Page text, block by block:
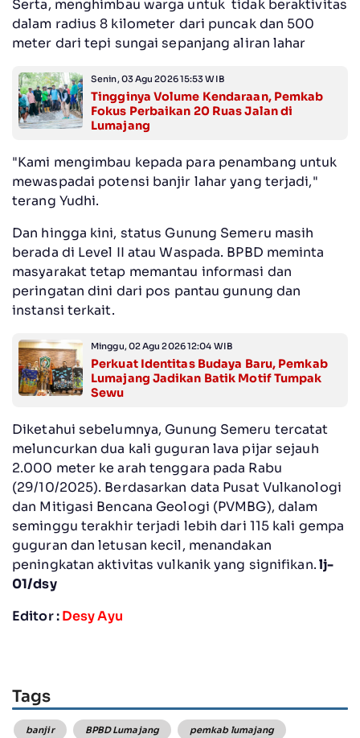
Serta, menghimbau warga untuk tidak beraktivitas
dalam radius 8 kilometer dari puncak dan 500
meter dari tepi sungai sepanjang aliran lahar
Senin, 03 Agu 2026 15:53 WIB
Tingginya Volume Kendaraan, Pemkab
Fokus Perbaikan 20 Ruas Jalan di
Lumajang
"Kami mengimbau kepada para penambang untuk
mewaspadai potensi banjir lahar yang terjadi,"
terang Yudhi.
Dan hingga kini, status Gunung Semeru masih
berada di Level II atau Waspada. BPBD meminta
masyarakat tetap memantau informasi dan
peringatan dini dari pos pantau gunung dan
instansi terkait.
Minggu, 02 Agu 2026 12:04 WIB
Perkuat Identitas Budaya Baru, Pemkab
Lumajang Jadikan Batik Motif Tumpak
Sewu
Diketahui sebelumnya, Gunung Semeru tercatat
meluncurkan dua kali guguran lava pijar sejauh
2.000 meter ke arah tenggara pada Rabu
(29/10/2025). Berdasarkan data Pusat Vulkanologi
dan Mitigasi Bencana Geologi (PVMBG), dalam
seminggu terakhir terjadi lebih dari 115 kali gempa
guguran dan letusan kecil, menandakan
peningkatan aktivitas vulkanik yang signifikan.lj-
01/dsy
Editor :Desy Ayu
Tags
banjir BPBD Lumajang pemkab lumajang